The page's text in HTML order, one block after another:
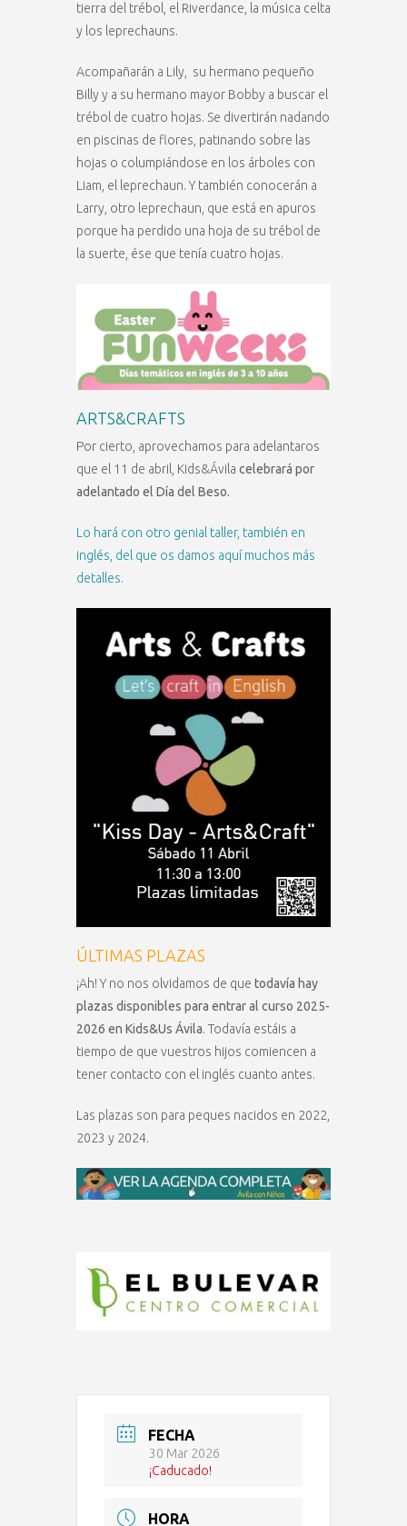
tierra del trébol, el Riverdance, la música celta
y los leprechauns.
Acompañarán a Lily, su hermano pequeño
Billy y a su hermano mayor Bobby a buscar el
trébol de cuatro hojas. Se divertirán nadando
en piscinas de flores, patinando sobre las
hojas o columpiándose en los árboles con
Liam, el leprechaun. Y también conocerán a
Larry, otro leprechaun, que está en apuros
porque ha perdido una hoja de su trébol de
la suerte, ése que tenía cuatro hojas.
ARTS&CRAFTS
Por cierto, aprovechamos para adelantaros
que el 11 de abril, Kids&Ávila celebrará por
adelantado el Día del Beso.
Lo hará con otro genial taller, también en
inglés, del que os damos aquí muchos más
detalles.
ÚLTIMAS PLAZAS
¡Ah! Y no nos olvidamos de que todavía hay
plazas disponibles para entrar al curso 2025-
2026 en Kids&Us Ávila. Todavía estáis a
tiempo de que vuestros hijos comiencen a
tener contacto con el inglés cuanto antes.
Las plazas son para peques nacidos en 2022,
2023 y 2024.
FECHA
30 Mar 2026
¡Caducado!
HORA